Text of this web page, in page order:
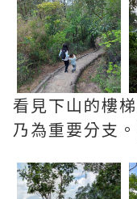
看見下山的樓
乃為重要分支